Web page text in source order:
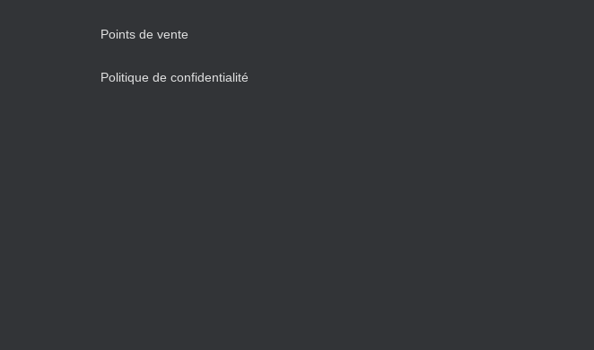
Points de vente
Politique de confidentialité